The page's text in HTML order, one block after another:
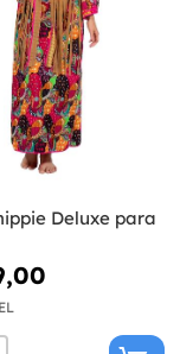
Deluxe para